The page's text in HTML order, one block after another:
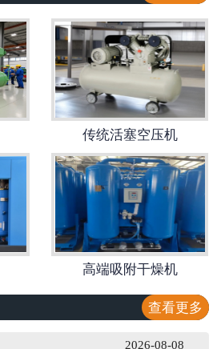
传统活塞空压机
高端吸附干燥机
查看更多
2026-08-08